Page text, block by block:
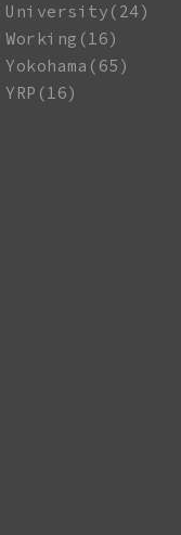
University(24)
Working(16)
Yokohama(65)
YRP(16)